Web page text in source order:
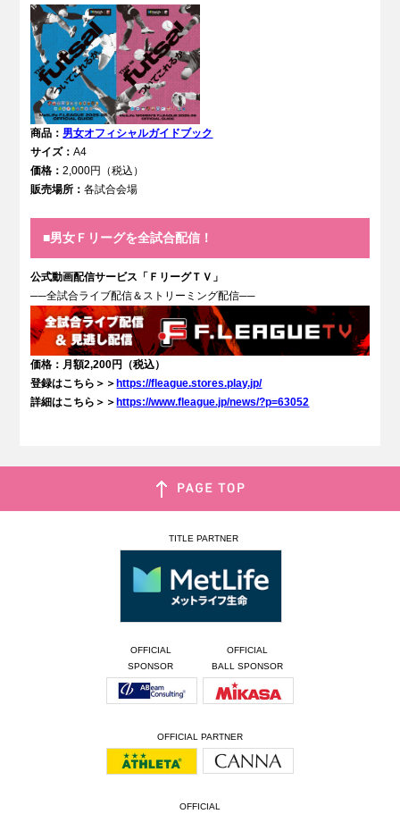
商品： 男女オフィシャルガイドブック
サイズ：A4
価格：2,000円（税込）
販売場所：各試合会場
■男女Ｆリーグを全試合配信！
公式動画配信サービス「ＦリーグＴＶ」
──全試合ライブ配信＆ストリーミング配信──
価格：月額2,200円（税込）
登録はこちら＞＞https://fleague.stores.play.jp/
詳細はこちら＞＞https://www.fleague.jp/news/?p=63052
TITLE PARTNER
OFFICIAL
SPONSOR
OFFICIAL
BALL SPONSOR
OFFICIAL PARTNER
OFFICIAL